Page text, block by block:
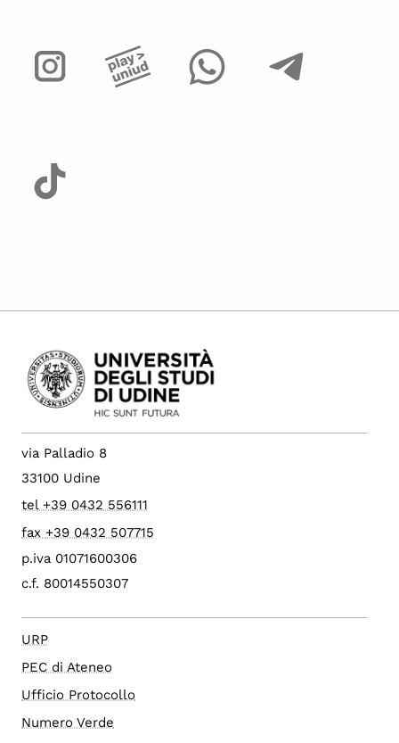
via Palladio 8
33100 Udine
tel +39 0432 556111
fax +39 0432 507715
p.iva 01071600306
c.f. 80014550307
URP
PEC di Ateneo
Ufficio Protocollo
Numero Verde